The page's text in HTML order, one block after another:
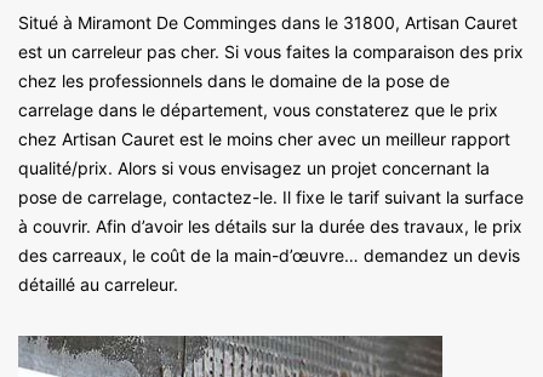
Situé à Miramont De Comminges dans le 31800, Artisan Cauret
est un carreleur pas cher. Si vous faites la comparaison des prix
chez les professionnels dans le domaine de la pose de
carrelage dans le département, vous constaterez que le prix
chez Artisan Cauret est le moins cher avec un meilleur rapport
qualité/prix. Alors si vous envisagez un projet concernant la
pose de carrelage, contactez-le. Il fixe le tarif suivant la surface
à couvrir. Afin d’avoir les détails sur la durée des travaux, le prix
des carreaux, le coût de la main-d’œuvre… demandez un devis
détaillé au carreleur.